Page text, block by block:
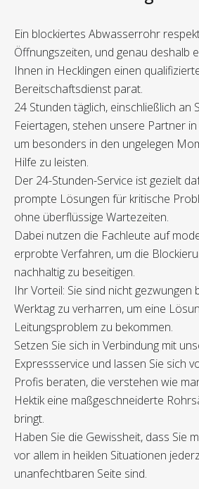
Ein blockiertes Abwasserrohr
Öffnungszeiten, und genau deshalb
Ihnen in Hecklingen einen
Bereitschaftsdienst parat.
24 Stunden täglich, einschließlich an
Feiertagen, stehen unsere Partner
um besonders in den ungelegen
Hilfe zu leisten.
Der 24-Stunden-Service ist gezielt
prompte Lösungen für kritische
ohne überflüssige Wartezeiten.
Dabei nutzen die Fachleute auf
erprobte Verfahren, um die
nachhaltig zu beseitigen.
Ihr Vorteil: Sie sind nicht gezwungen
Werktag zu verharren, um eine
Leitungsproblem zu bekommen.
Setzen Sie sich in Verbindung mit
Expressservice und lassen Sie sich
Profis beraten, die verstehen wie
Hektik eine maßgeschneiderte
bringt.
Haben Sie die Gewissheit, dass Sie
vor allem in heiklen Situationen
unanfechtbaren Seite sind.